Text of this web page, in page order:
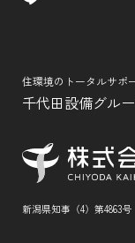
住環境のトータルサポ
千代田設備グル
新潟県知事（4）第4863号